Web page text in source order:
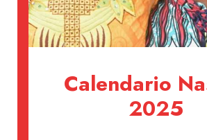
Calendario
2025